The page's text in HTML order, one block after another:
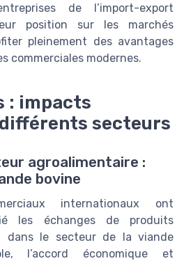
de l’import-export
position sur les marchés
pleinement des avantages
commerciales modernes.
: impacts
secteurs
agroalimentaire :
bovine
internationaux ont
les échanges de produits
dans le secteur de la viande
l’accord économique et